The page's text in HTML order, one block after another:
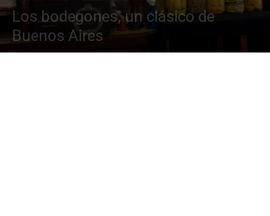
Los bodegones, un clásico de
Buenos Aires